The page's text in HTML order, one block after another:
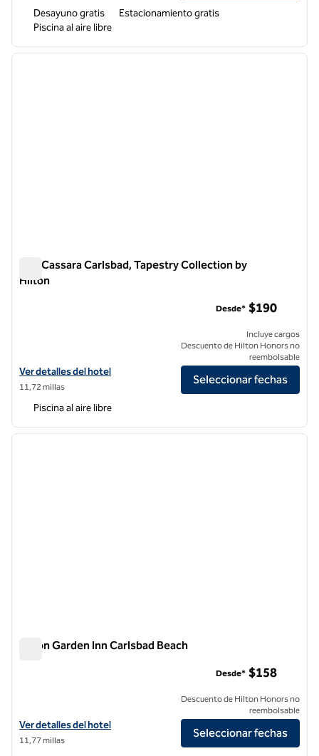
Desayuno gratis
Estacionamiento gratis
Piscina al aire libre
1 de 12
The Cassara Carlsbad, Tapestry Collection by
Hilton
Ver detalles del hotel The Cassara Carlsbad, Tapestry Collection by
Ver detalles del hotel
11,72 millas
Desde* $190
Incluye cargos
Descuento de Hilton Honors no
reembolsable
Seleccionar fechas
Piscina al aire libre
1 de 12
Hilton Garden Inn Carlsbad Beach
Ver detalles del hotel Hilton Garden Inn Carlsbad Beach
Ver detalles del hotel
11,77 millas
Desde* $158
Descuento de Hilton Honors no
reembolsable
Seleccionar fechas